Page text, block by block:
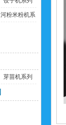
河粉米粉机系
芽苗机系列